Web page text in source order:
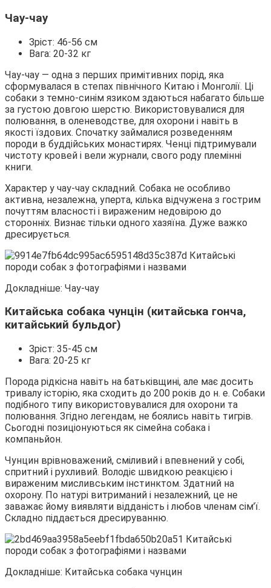
Чау-чау
Зріст: 46-56 см
Вага: 20-32 кг
Чау-чау ― одна з перших примітивних порід, яка
сформувалася в степах північного Китаю і Монголії. Ці
собаки з темно-синім язиком здаються набагато більше
за густою довгою шерстю. Використовувалися для
полювання, в оленеводстве, для охорони і навіть в
якості їздових. Спочатку займалися розведенням
породи в буддійських монастирях. Ченці підтримували
чистоту кровей і вели журнали, свого роду племінні
книги.
Характер у чау-чау складний. Собака не особливо
активна, незалежна, уперта, кілька відчужена з гострим
почуттям власності і вираженим недовірою до
сторонніх. Визнає тільки одного хазяїна. Дуже важко
дресирується.
Докладніше: Чау-чау
Китайська собака чунцін (китайська гонча,
китайський бульдог)
Зріст: 35-45 см
Вага: 20-25 кг
Порода рідкісна навіть на батьківщині, але має досить
тривалу історію, яка сходить до 200 років до н. е. Собаки
подібного типу використовувалися для охорони та
полювання. Згідно легендам, не боялись навіть тигрів.
Сьогодні позиціонуються як сімейна собака і
компаньйон.
Чунцин врівноважений, сміливий і впевнений у собі,
спритний і рухливий. Володіє швидкою реакцією і
вираженим мисливським інстинктом. Здатний на
охорону. По натурі витриманий і незалежний, це не
заважає йому виявляти відданість і любов членам сім’ї.
Складно піддається дресируванню.
Докладніше: Китайська собака чунцин